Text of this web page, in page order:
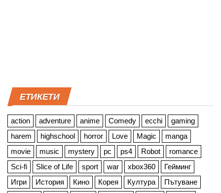
ЕТИКЕТИ
action adventure anime Comedy ecchi
gaming
harem
highschool horror Love Magic
manga
movie
music mystery pc ps4 Robot
romance
Sci-fi
Slice of Life sport war xbox360
Гейминг
Игри
История Кино Корея Култура
Пътуване